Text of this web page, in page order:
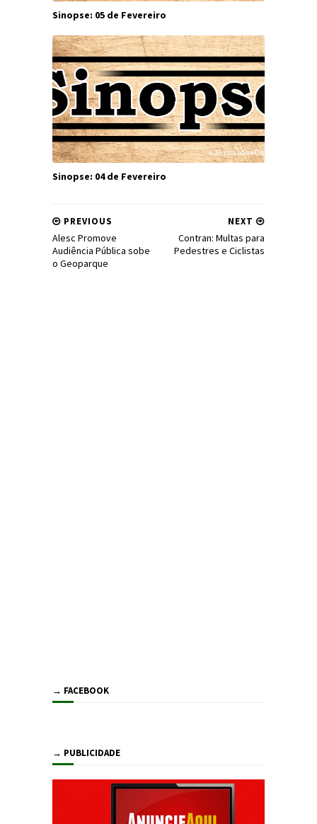
Sinopse: 05 de Fevereiro
Sinopse: 04 de Fevereiro
NEXT
Contran: Multas para
Pedestres e Ciclistas
PREVIOUS
Alesc Promove
Audiência Pública sobe
o Geoparque
→ FACEBOOK
→ PUBLICIDADE